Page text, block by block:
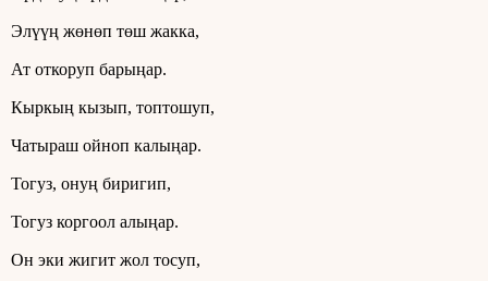
Элүүң жөнөп төш жакка,
Ат откоруп барыңар.
Кыркың кызып, топтошуп,
Чатыраш ойноп калыңар.
Тогуз, онуң биригип,
Тогуз коргоол алыңар.
Он эки жигит жол тосуп,